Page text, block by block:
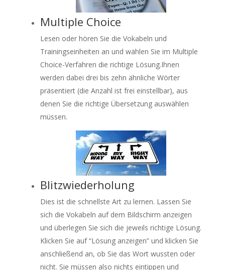
Multiple Choice
Lesen oder hören Sie die Vokabeln und
Trainingseinheiten an und wählen Sie im Multiple
Choice-Verfahren die richtige Lösung.Ihnen
werden dabei drei bis zehn ähnliche Wörter
präsentiert (die Anzahl ist frei einstellbar), aus
denen Sie die richtige Übersetzung auswählen
müssen.
Blitzwiederholung
Dies ist die schnellste Art zu lernen. Lassen Sie
sich die Vokabeln auf dem Bildschirm anzeigen
und überlegen Sie sich die jeweils richtige Lösung.
Klicken Sie auf “Lösung anzeigen” und klicken Sie
anschließend an, ob Sie das Wort wussten oder
nicht. Sie müssen also nichts eintippen und